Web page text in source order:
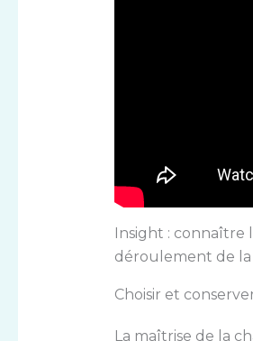
Insight : connaître
déroulement de la
Choisir et
La maîtrise de la